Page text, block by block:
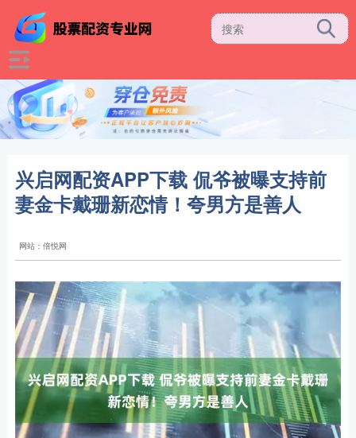
兴启网配资APP下载 侃爷被曝支持前
妻金卡戴珊新恋情！夸男方是善人
网站：倍悦网